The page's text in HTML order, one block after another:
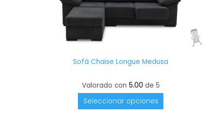
Sofá Chaise Longue Medusa
Valorado con 5.00de 5
Seleccionar opciones
de
producto